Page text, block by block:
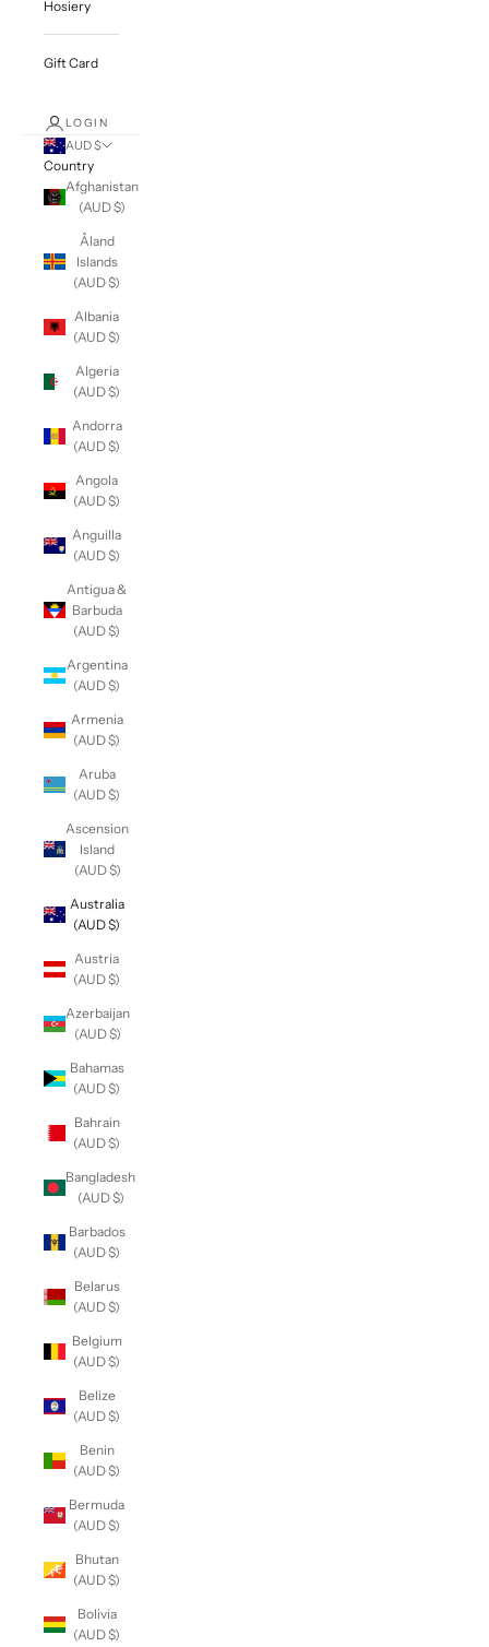
Hosiery
Gift Card
LOGIN
AUD $
Country
Afghanistan
(AUD $)
Åland
Islands
(AUD $)
Albania
(AUD $)
Algeria
(AUD $)
Andorra
(AUD $)
Angola
(AUD $)
Anguilla
(AUD $)
Antigua &
Barbuda
(AUD $)
Argentina
(AUD $)
Armenia
(AUD $)
Aruba
(AUD $)
Ascension
Island
(AUD $)
Australia
(AUD $)
Austria
(AUD $)
Azerbaijan
(AUD $)
Bahamas
(AUD $)
Bahrain
(AUD $)
Bangladesh
(AUD $)
Barbados
(AUD $)
Belarus
(AUD $)
Belgium
(AUD $)
Belize
(AUD $)
Benin
(AUD $)
Bermuda
(AUD $)
Bhutan
(AUD $)
Bolivia
(AUD $)